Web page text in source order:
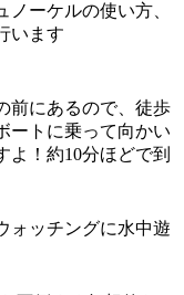
ーケルの使い方、
います
前にあるので、徒歩
ートに乗って向かい
よ！約10分ほどで到
ォッチングに水中遊